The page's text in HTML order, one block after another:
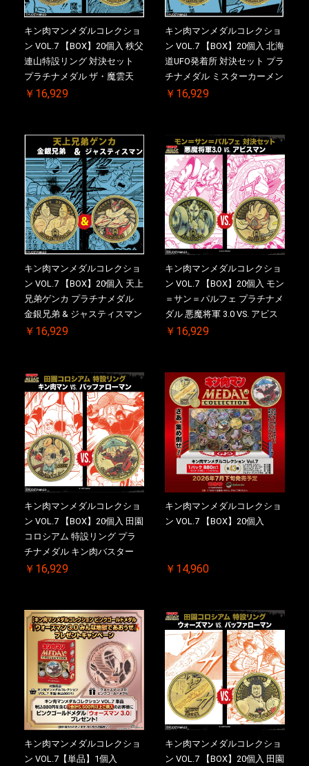
キン肉マンメダルコレクショ
ン VOL.7 【BOX】20個入 秩父
連山特設リング 対決セット
プラチナメダル ザ・魔雲天
VS. テリーマン 3.0 ケース付
注分】2026/10/30 一斉出荷予
￥16,929
キン肉マンメダルコレクショ
ン VOL.7 【BOX】20個入 北海
道UFO発着所 対決セット プラ
チナメダル ミスターカーメン
VS. ブロッケン Jr. 2.0 ケース
【二次受注分】2026/10/30 一
斉出荷予定
￥16,929
キン肉マンメダルコレクショ
ン VOL.7 【BOX】20個入 天上
兄弟ゲンカ プラチナメダル
金銀兄弟 & ジャスティスマン
2.0 ケース付き【初回購入特
一斉出荷予定
￥16,929
キン肉マンメダルコレクショ
ン VOL.7 【BOX】20個入 モン
＝サン＝パルフェ プラチナメ
ダル 悪魔将軍 3.0 VS. アビス
マン【初回購入特典 】
斉出荷予定
￥16,929
キン肉マンメダルコレクショ
ン VOL.7 【BOX】20個入 田園
コロシアム 特設リング プラ
チナメダル キン肉バスター
VS. キン肉バスターやぶり 初
メダル(非売品)付
￥16,929
キン肉マンメダルコレクショ
ン VOL.7 【BOX】20個入
￥14,960
キン肉マンメダルコレクショ
ン VOL.7【単品】1個入
キン肉マンメダルコレクショ
ン VOL.7 【BOX】20個入 田園